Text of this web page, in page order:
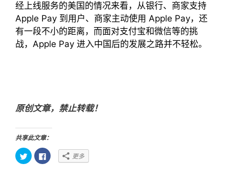
经上线服务的美国的情况来看，从银行、商家支持
Apple Pay 到用户、商家主动使用 Apple Pay，还
有一段不小的距离，而面对支付宝和微信等的挑
战，Apple Pay 进入中国后的发展之路并不轻松。
原创文章，禁止转载！
共享此文章：
点
击
点
击 更多